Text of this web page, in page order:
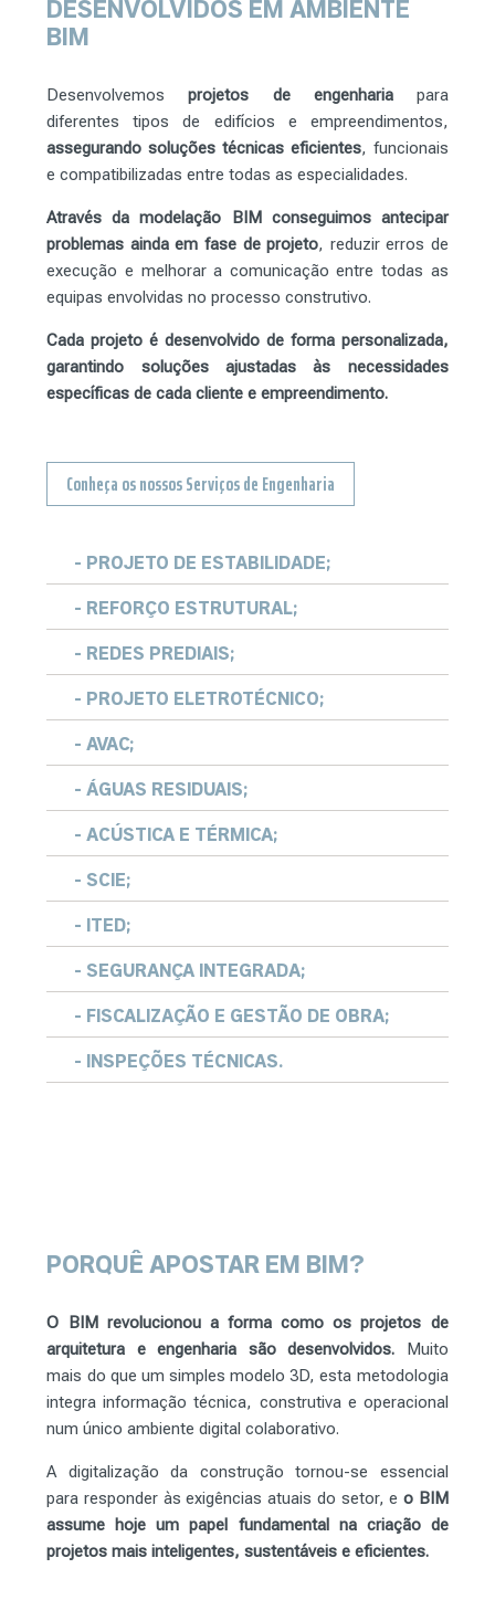
DESENVOLVIDOS EM AMBIENTE
BIM
Desenvolvemos projetos de engenhariapara
diferentes tipos de edifícios e empreendimentos,
assegurando soluções técnicas eficientes, funcionais
e compatibilizadas entre todas as especialidades.
Através da modelação BIM conseguimos antecipar
problemas ainda em fase de projeto, reduzir erros de
execução e melhorar a comunicação entre todas as
equipas envolvidas no processo construtivo.
Cada projeto é desenvolvido de forma personalizada,
garantindo soluções ajustadas às necessidades
específicas de cada cliente e empreendimento.
Conheça os nossos Serviços de Engenharia
- PROJETO DE ESTABILIDADE;
- REFORÇO ESTRUTURAL;
- REDES PREDIAIS;
- PROJETO ELETROTÉCNICO;
- AVAC;
- ÁGUAS RESIDUAIS;
- ACÚSTICA E TÉRMICA;
- SCIE;
- ITED;
- SEGURANÇA INTEGRADA;
- FISCALIZAÇÃO E GESTÃO DE OBRA;
- INSPEÇÕES TÉCNICAS.
PORQUÊAPOSTAREM BIM?
O BIM revolucionou a forma como os projetos de
arquitetura e engenharia são desenvolvidos. Muito
mais do que um simples modelo 3D, esta metodologia
integra informação técnica, construtiva e operacional
num único ambiente digital colaborativo.
A digitalização da construção tornou-se essencial
para responder às exigências atuais do setor, e o BIM
assume hoje um papel fundamental na criação de
projetos mais inteligentes, sustentáveis e eficientes.